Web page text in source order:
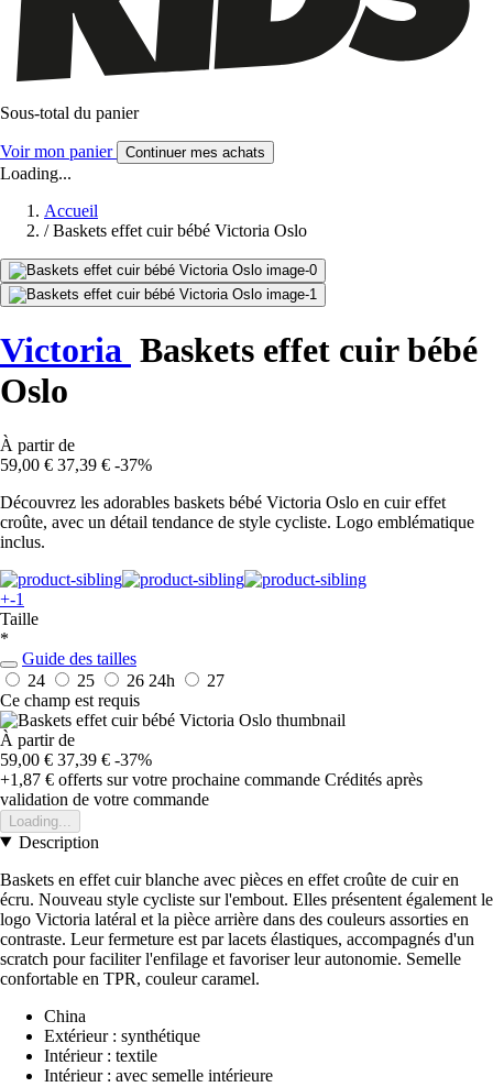
Sous-total du panier
Voir mon panier Continuer mes achats
Loading...
Accueil
/ Baskets effet cuir bébé Victoria Oslo
Victoria Baskets effet cuir bébé
Oslo
À partir de
59,00 € 37,39 € -37%
Découvrez les adorables baskets bébé Victoria Oslo en cuir effet
croûte, avec un détail tendance de style cycliste. Logo emblématique
inclus.
+-1
Taille
*
Guide des tailles
24
25 26 24h
27
Ce champ est requis
À partir de
59,00 € 37,39 € -37%
+1,87 € offerts sur votre prochaine commande Crédités après
validation de votre commande
Loading...
Description
Baskets en effet cuir blanche avec pièces en effet croûte de cuir en
écru. Nouveau style cycliste sur l'embout. Elles présentent également le
logo Victoria latéral et la pièce arrière dans des couleurs assorties en
contraste. Leur fermeture est par lacets élastiques, accompagnés d'un
scratch pour faciliter l'enfilage et favoriser leur autonomie. Semelle
confortable en TPR, couleur caramel.
China
Extérieur : synthétique
Intérieur : textile
Intérieur : avec semelle intérieure